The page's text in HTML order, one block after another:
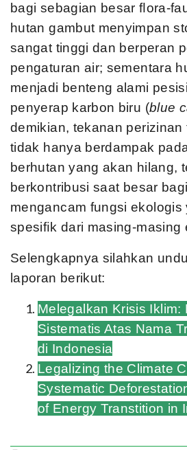
bagi sebagian besar ﬂora-
hutan gambut menyimpan
sangat tinggi dan berperan
pengaturan air; sementara
menjadi benteng alami
penyerap karbon biru (blue
demikian, tekanan perizinan
tidak hanya berdampak
berhutan yang akan hilang,
berkontribusi saat besar
mengancam fungsi ekologis
spesiﬁk dari masing-masing
Selengkapnya silahkan
laporan berikut:
Melegalkan Krisis Iklim:
Sistematis Atas Nama
di Indonesia
Legalizing the Climate
Systematic
of Energy Transtition in